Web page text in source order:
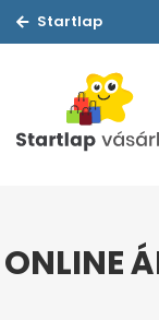
Startlap
ONLINE